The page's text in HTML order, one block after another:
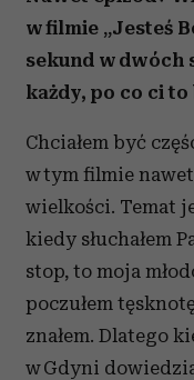
w filmie „Jesteś
sekund w dwóch
każdy, po co ci to
Chciałem być
w tym filmie
wielkości. Temat
kiedy słuchałem
stop, to moja
poczułem
znałem. Dlatego
w Gdyni